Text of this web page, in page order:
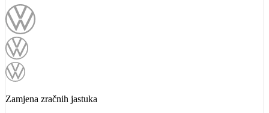
Zamjena zračnih jastuka